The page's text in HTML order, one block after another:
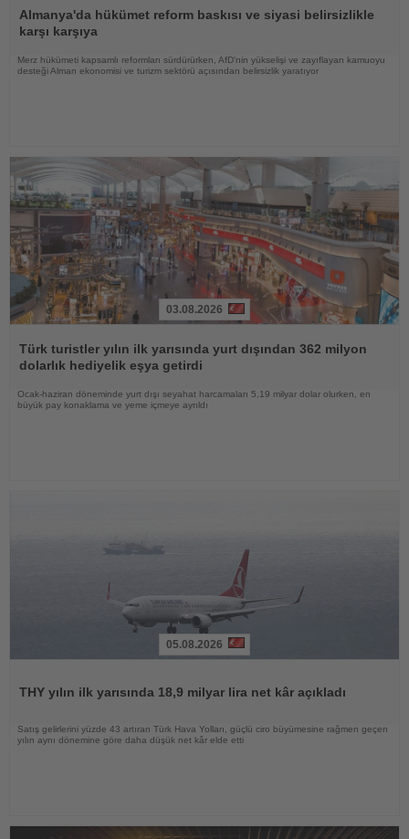
Oku
Almanya'da hükümet reform baskısı ve siyasi belirsizlikle
karşı karşıya
Merz hükümeti kapsamlı reformları sürdürürken, AfD'nin yükselişi ve zayıflayan kamuoyu
desteği Alman ekonomisi ve turizm sektörü açısından belirsizlik yaratıyor
Oku
03.08.2026
Türk turistler yılın ilk yarısında yurt dışından 362 milyon
dolarlık hediyelik eşya getirdi
Ocak-haziran döneminde yurt dışı seyahat harcamaları 5,19 milyar dolar olurken, en
büyük pay konaklama ve yeme içmeye ayrıldı
05.08.2026
THY yılın ilk yarısında 18,9 milyar lira net kâr açıkladı
Satış gelirlerini yüzde 43 artıran Türk Hava Yolları, güçlü ciro büyümesine rağmen geçen
yılın aynı dönemine göre daha düşük net kâr elde etti